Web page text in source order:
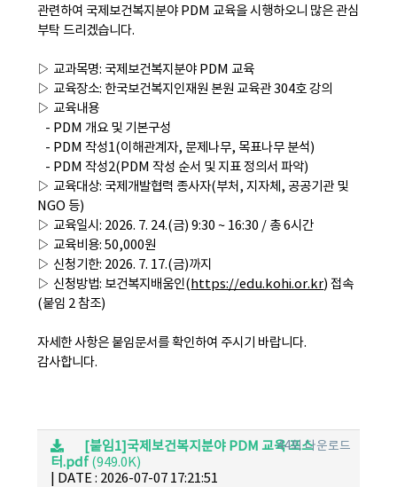
관련하여 국제보건복지분야 PDM 교육을 시행하오니 많은 관심
부탁 드리겠습니다.
▷ 교과목명: 국제보건복지분야 PDM 교육
▷ 교육장소: 한국보건복지인재원 본원 교육관 304호 강의
▷ 교육내용
- PDM 개요 및 기본구성
- PDM 작성1(이해관계자, 문제나무, 목표나무 분석)
- PDM 작성2(PDM 작성 순서 및 지표 정의서 파악)
▷ 교육대상: 국제개발협력 종사자(부처, 지자체, 공공기관 및
NGO 등)
▷ 교육일시: 2026. 7. 24.(금) 9:30 ~ 16:30 / 총 6시간
▷ 교육비용: 50,000원
▷ 신청기한: 2026. 7. 17.(금)까지
▷ 신청방법: 보건복지배움인( https://edu.kohi.or.kr) 접속
(붙임 2 참조)
자세한 사항은 붙임문서를 확인하여 주시기 바랍니다.
감사합니다.
[붙임1]국제보건복지분야 PDM 교육 포스
터.pdf (949.0K)
44회 다운로드
DATE : 2026-07-07 17:21:51